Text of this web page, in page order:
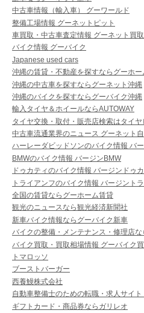
中古車情報（輸入車） グーワールド
整備工場情報 グーネットピット
車買取・中古車査定情報 グーネット買取
バイク情報 グーバイク
Japanese used cars
沖縄の賃貸・不動産を探すならグーホー
沖縄の中古車を探すならグーネット沖縄
沖縄のバイクを探すならグーバイク沖縄
輸入タイヤ＆ホイールならAUTOWAY
タイヤ交換・取付・販売店検索はタイヤ
中古車流通業界のニュース グーネット
ハーレーダビッドソンのバイク情報 バ
BMWのバイク情報 バージンBMW
ドゥカティのバイク情報 バージンドゥ
トライアンフのバイク情報 バージント
全国の賃貸ならグーホーム賃貸
観光のニュースなら観光経済新聞社
新車バイク情報ならグーバイク新車
バイクの整備・メンテナンス・修理店
バイク買取・買取相場情報 グーバイク
トマロッソ
ブーストバーガー
西養鰻株式会社
自動車整備士のための転職・求人サイト
ギフトカード・商品券ならガリレオ